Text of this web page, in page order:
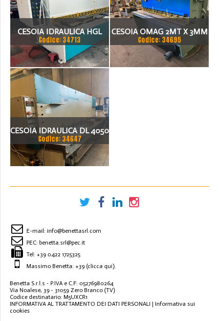
CESOIA IDRAULICA HGL
3100 X 8MM
Codice: 34713
CESOIA OMAG 2MT X 3MM
REVISIONATA
Codice: 34695
CESOIA IDRAULICA DL 4050
X4X200
Codice: 34647
E-mail: info@benettasrl.com
PEC: benetta.srl@pec.it
Tel: +39 0422 1725325
Massimo Benetta: +39 (clicca qui).
Benetta S.r.l.s - P.IVA e C.F: 05276980264
Via Noalese, 39 - 31059 Zero Branco (TV)
Codice destinatario: M5UXCR1
INFORMATIVA AL TRATTAMENTO DEI DATI PERSONALI | Informativa sui
cookies